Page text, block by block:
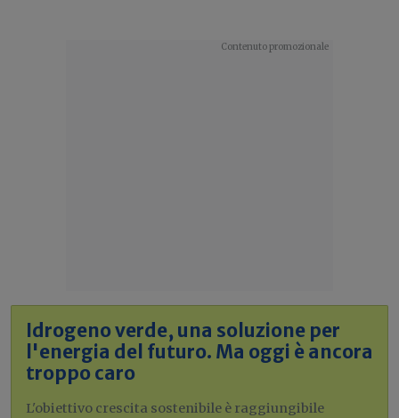
Idrogeno verde, una soluzione per
l'energia del futuro. Ma oggi è ancora
troppo caro
L'obiettivo crescita sostenibile è raggiungibile